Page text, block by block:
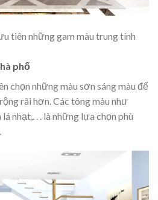
tiên những gam màu trung tính
phố
chọn những màu sơn sáng màu để
rãi hơn. Các tông màu như
nhạt,. . . là những lựa chọn phù